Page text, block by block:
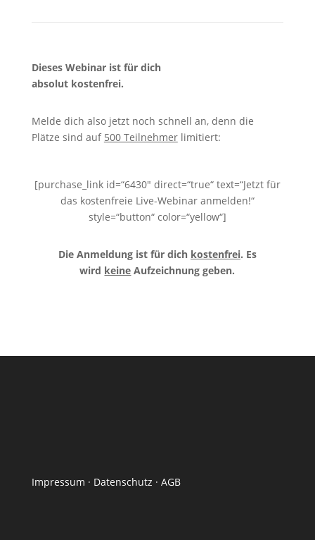
Dieses Webinar ist für dich
absolut kostenfrei.
Melde dich also jetzt noch schnell an, denn die
Plätze sind auf 500 Teilnehmerlimitiert:
[purchase_link id=“6430″ direct=“true“ text=“Jetzt für
das kostenfreie Live-Webinar anmelden!“
style=“button“ color=“yellow“]
Die Anmeldung ist für dich kostenfrei. Es
wird keine Aufzeichnung geben.
Impressum · Datenschutz · AGB